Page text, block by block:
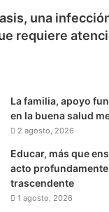
una
requiere
La familia, apoyo
en la buena salud
2 agosto, 2026
Educar, más que
acto
trascendente
1 agosto, 2026